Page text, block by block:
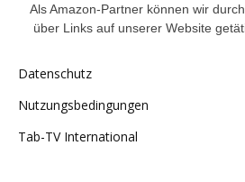
Als Amazon-Partner können wir
über Links auf unserer Website
Datenschutz
Nutzungsbedingungen
Tab-TV International